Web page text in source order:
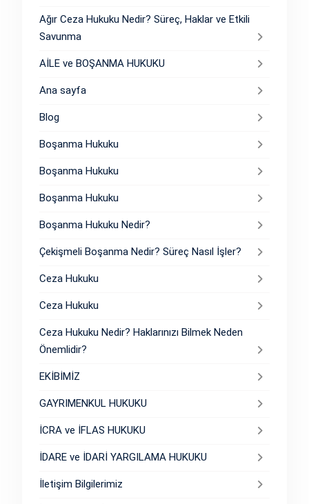
Ağır Ceza Hukuku Nedir? Süreç, Haklar ve Etkili
Savunma
AİLE ve BOŞANMA HUKUKU
Ana sayfa
Blog
Boşanma Hukuku
Boşanma Hukuku
Boşanma Hukuku
Boşanma Hukuku Nedir?
Çekişmeli Boşanma Nedir? Süreç Nasıl İşler?
Ceza Hukuku
Ceza Hukuku
Ceza Hukuku Nedir? Haklarınızı Bilmek Neden
Önemlidir?
EKİBİMİZ
GAYRIMENKUL HUKUKU
İCRA ve İFLAS HUKUKU
İDARE ve İDARİ YARGILAMA HUKUKU
İletişim Bilgilerimiz